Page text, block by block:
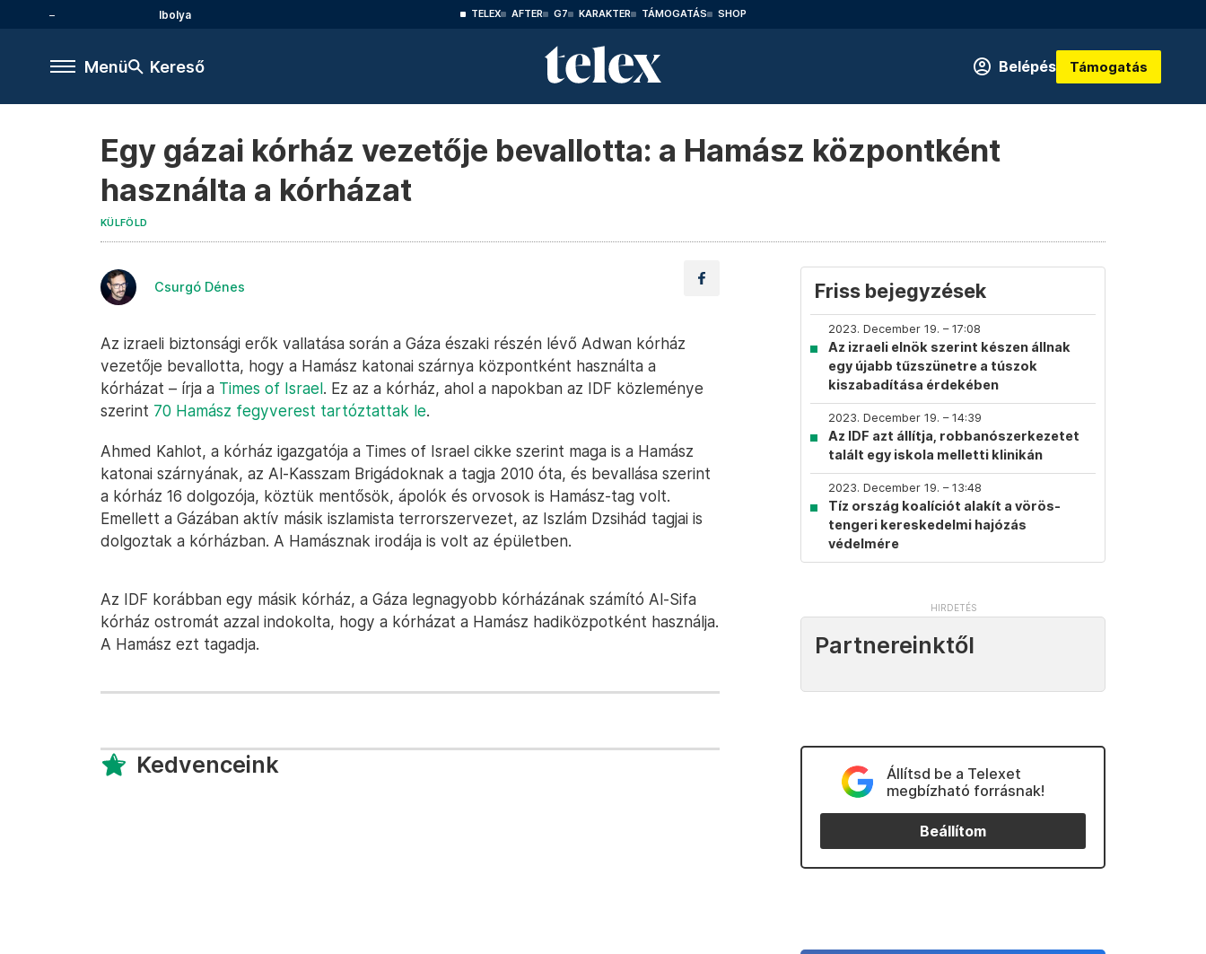
Ibolya TELEX AFTER G7 KARAKTER TÁMOGATÁS SHOP
Menü Kereső Belépés Támogatás
Egy gázai kórház vezetője bevallotta: a Hamász központként
használta a kórházat
KÜLFÖLD
Csurgó Dénes
Az izraeli biztonsági erők vallatása során a Gáza északi részén lévő Adwan kórház
vezetője bevallotta, hogy a Hamász katonai szárnya központként használta a
kórházat – írja a Times of Israel. Ez az a kórház, ahol a napokban az IDF közleménye
szerint 70 Hamász fegyverest tartóztattak le.
Ahmed Kahlot, a kórház igazgatója a Times of Israel cikke szerint maga is a Hamász
katonai szárnyának, az Al-Kasszam Brigádoknak a tagja 2010 óta, és bevallása szerint
a kórház 16 dolgozója, köztük mentősök, ápolók és orvosok is Hamász-tag volt.
Emellett a Gázában aktív másik iszlamista terrorszervezet, az Iszlám Dzsihád tagjai is
dolgoztak a kórházban. A Hamásznak irodája is volt az épületben.
Az IDF korábban egy másik kórház, a Gáza legnagyobb kórházának számító Al-Sifa
kórház ostromát azzal indokolta, hogy a kórházat a Hamász hadiközpotként használja.
A Hamász ezt tagadja.
Kedvenceink
Friss bejegyzések
2023. December 19. – 17:08
Az izraeli elnök szerint készen állnak
egy újabb tűzszünetre a túszok
kiszabadítása érdekében
2023. December 19. – 14:39
Az IDF azt állítja, robbanószerkezetet
talált egy iskola melletti klinikán
2023. December 19. – 13:48
Tíz ország koalíciót alakít a vörös-
tengeri kereskedelmi hajózás
védelmére
Partnereinktől
Állítsd be a Telexet
megbízható forrásnak!
Beállítom